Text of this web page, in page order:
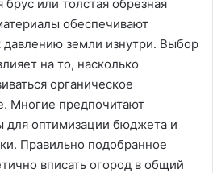
или толстая обрезная
обеспечивают
давлению земли изнутри. Выбор
на то, насколько
органическое
Многие предпочитают
для оптимизации бюджета и
Правильно подобранное
вписать огород в общий